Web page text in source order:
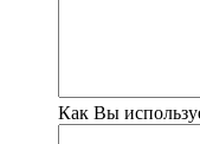
Как Вы